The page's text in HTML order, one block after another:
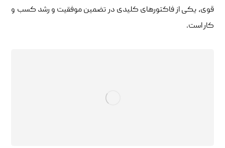
قوی، یکی از فاکتورهای کلیدی در تضمین موفقیت و رشد کسب‌ و
کار است.